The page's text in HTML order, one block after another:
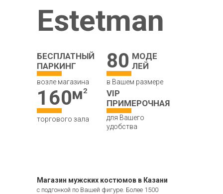
с подгонкой по Вашей фигуре. Более 1500
Estetman
БЕСПЛАТНЫЙ
ПАРКИНГ
возле магазина
80 МОДЕ
ЛЕЙ
в Вашем размере
160
торгового зала
VIP
ПРИМЕРОЧНАЯ
для Вашего
удобства
Магазин мужских костюмов в Казани